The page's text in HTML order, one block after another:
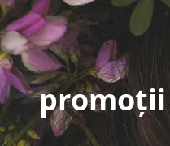
promoții